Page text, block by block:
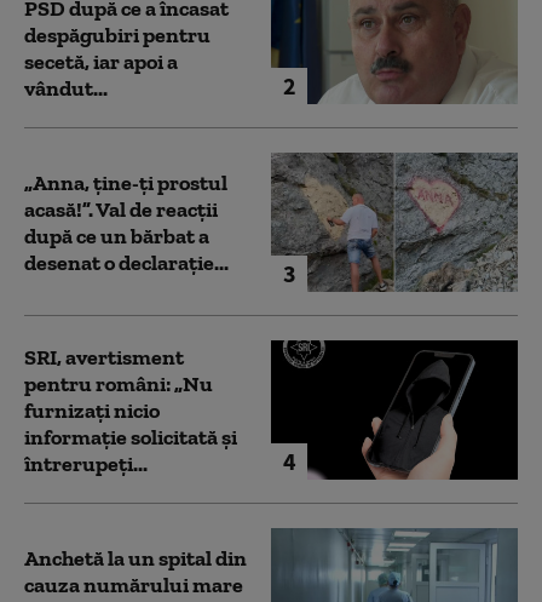
2
PSD după ce a încasat
despăgubiri pentru
secetă, iar apoi a
vândut...
3
„Anna, ţine-ţi prostul
acasă!”. Val de reacții
după ce un bărbat a
desenat o declarație...
4
SRI, avertisment
pentru români: „Nu
furnizați nicio
informație solicitată și
întrerupeți...
Anchetă la un spital din
cauza numărului mare